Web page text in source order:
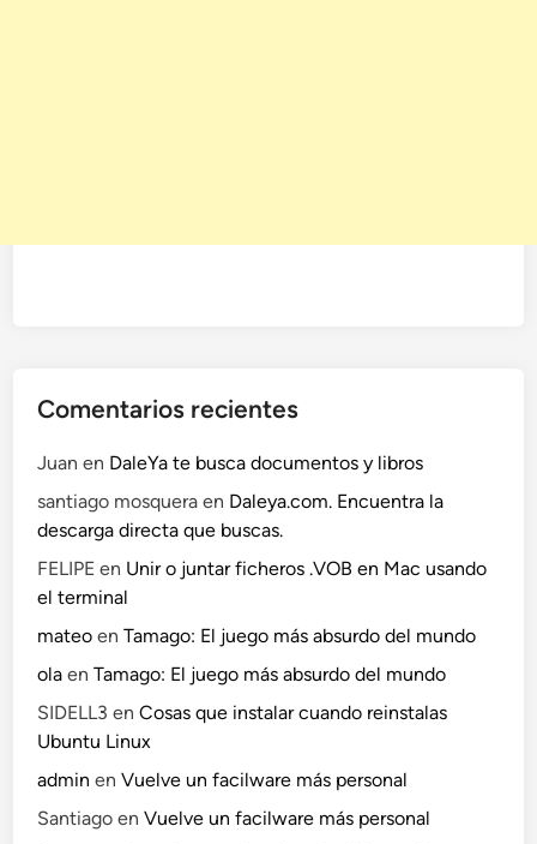
Comentarios recientes
Juan en DaleYa te busca documentos y libros
santiago mosquera en Daleya.com. Encuentra la
descarga directa que buscas.
FELIPE en Unir o juntar ficheros .VOB en Mac usando
el terminal
mateo enTamago: El juego más absurdo del mundo
ola enTamago: El juego más absurdo del mundo
SIDELL3 enCosas que instalar cuando reinstalas
Ubuntu Linux
admin enVuelve un facilware más personal
Santiago enVuelve un facilware más personal